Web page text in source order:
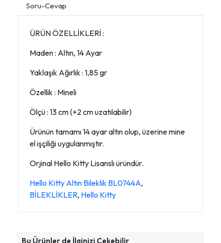
Soru-Cevap
ÜRÜN ÖZELLİKLERİ :
Maden : Altın, 14 Ayar
Yaklaşık Ağırlık : 1,85 gr
Özellik : Mineli
Ölçü : 13 cm (+2 cm uzatılabilir)
Ürünün tamamı 14 ayar altın olup, üzerine mine
el işçiliği uygulanmıştır.
Orjinal Hello Kitty Lisanslı üründür.
Hello Kitty Altın Bileklik BL0744A,
BİLEKLİKLER, Hello Kitty
Bu Ürünler de İlginizi Çekebilir